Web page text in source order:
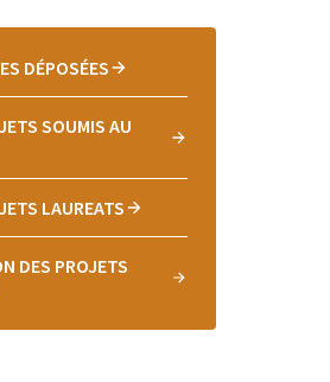
DÉPOSÉES
SOUMIS AU
LAUREATS
DES PROJETS